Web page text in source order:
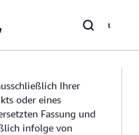
Ihrer
oder eines
Fassung und
infolge von